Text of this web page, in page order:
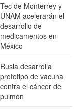
Tec de Monterrey y
UNAM acelerarán el
desarrollo de
medicamentos en
México
Rusia desarrolla
prototipo de vacuna
contra el cáncer de
pulmón